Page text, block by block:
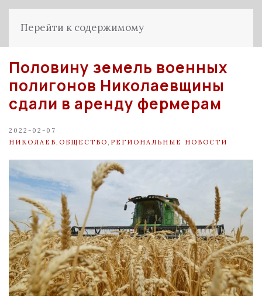
Перейти к содержимому
Половину земель военных
полигонов Николаевщины
сдали в аренду фермерам
2022-02-07
НИКОЛАЕВ ОБЩЕСТВО РЕГИОНАЛЬНЫЕ НОВОСТИ